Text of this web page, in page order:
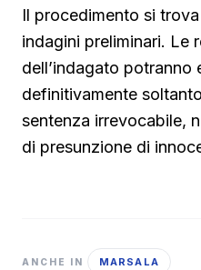
Il procedimento si
indagini preliminari. Le
dell’indagato potranno
definitivamente
sentenza irrevocabile,
di presunzione di
ANCHE IN MARSALA